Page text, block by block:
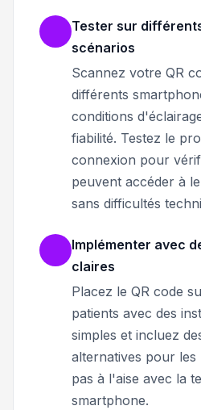
Tester sur
scénarios
Scannez votre QR
différents
conditions
fiabilité. Testez le
connexion pour
peuvent accéder à
sans difficultés
Implémenter avec
claires
Placez le QR code
patients avec des
simples et incluez
alternatives pour les
pas à l'aise avec la
smartphone.